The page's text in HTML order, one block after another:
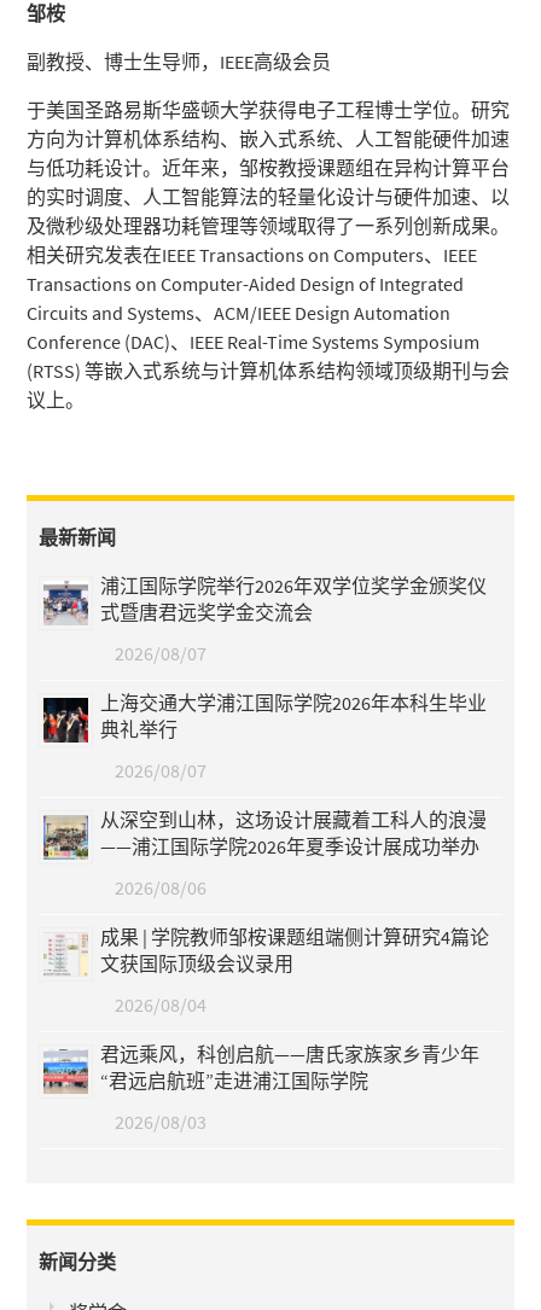
邹桉
副教授、博士生导师，IEEE高级会员
于美国圣路易斯华盛顿大学获得电子工程博士学位。研究
方向为计算机体系结构、嵌入式系统、人工智能硬件加速
与低功耗设计。近年来，邹桉教授课题组在异构计算平台
的实时调度、人工智能算法的轻量化设计与硬件加速、以
及微秒级处理器功耗管理等领域取得了一系列创新成果。
相关研究发表在IEEE Transactions on Computers、IEEE
Transactions on Computer-Aided Design of Integrated
Circuits and Systems、ACM/IEEE Design Automation
Conference (DAC)、IEEE Real-Time Systems Symposium
(RTSS) 等嵌入式系统与计算机体系结构领域顶级期刊与会
议上。
最新新闻
浦江国际学院举行2026年双学位奖学金颁奖仪
式暨唐君远奖学金交流会
2026/08/07
上海交通大学浦江国际学院2026年本科生毕业
典礼举行
2026/08/07
从深空到山林，这场设计展藏着工科人的浪漫
——浦江国际学院2026年夏季设计展成功举办
2026/08/06
成果 | 学院教师邹桉课题组端侧计算研究4篇论
文获国际顶级会议录用
2026/08/04
君远乘风，科创启航——唐氏家族家乡青少年
“君远启航班”走进浦江国际学院
2026/08/03
新闻分类